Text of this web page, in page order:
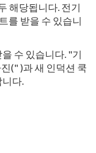
해당됩니다. 전기
를 받을 수 있습니
수 있습니다. "기
(" )과 새 인덕션 쿡
다.